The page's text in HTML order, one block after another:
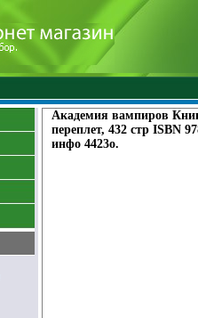
Академия вампиров
переплет, 432 стр ISBN
инфо 4423o.